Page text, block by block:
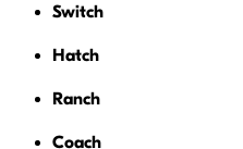
Switch
Hatch
Ranch
Coach